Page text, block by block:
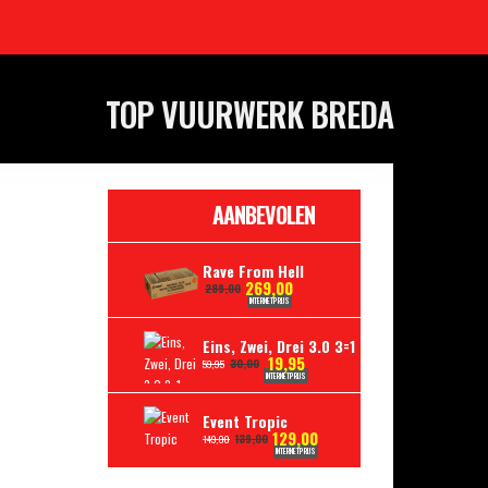
TOP VUURWERK BREDA
AANBEVOLEN
Rave From Hell
289,00 269,00
INTERNETPRIJS
Eins, Zwei, Drei 3.0 3=1
59,95 30,00 19,95
INTERNETPRIJS
Event Tropic
149,00 139,00 129,00
INTERNETPRIJS